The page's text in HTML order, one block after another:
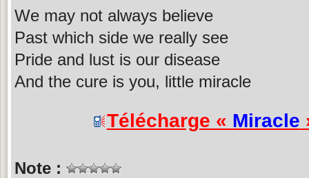
We may not always believe
Past which side we really see
Pride and lust is our disease
And the cure is you, little miracle
Télécharge « Miracle
Note :